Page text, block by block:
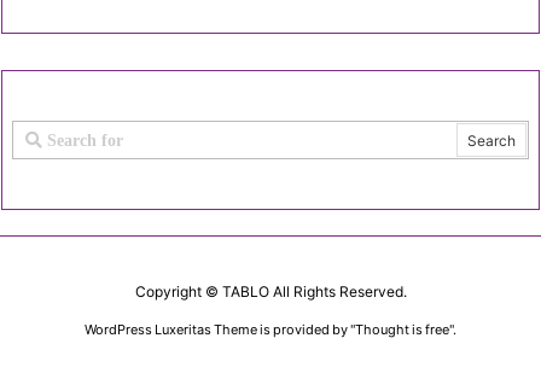
Copyright © TABLOAll Rights Reserved.
WordPress Luxeritas Theme is provided by "Thought is free".